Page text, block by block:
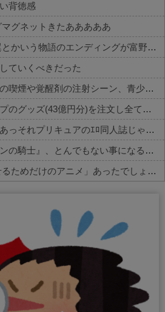
背徳感
マグネットきたあああああ
【画像あり】 リーンの翼とかいう物語のエンディングが富野作品の中でも屈指の美しさを誇る作品
ていくべきだった
【アニメ】『ヤニねこ』の喫煙や覚醒剤の注射シーン、青少年への影響をめぐってBPOで問題視「社会的な問題になっている時に紛らわしいことをするな」
【悲報】週間少年ジャンプのグッズ(43億円分)を注文し全てキャンセルした女逮捕ｗｗｗｗｗｗｗｗ
オタクに優しいギャル「あっそれプリキュアのｴﾛ同人誌じゃんww♡」
【画像】 Netflix版『リボンの騎士』、とんでもない事になるｗｗｗｗｗ
【画像】 「パンツを見せるためだけのアニメ」あったでしょｗｗｗｗｗ